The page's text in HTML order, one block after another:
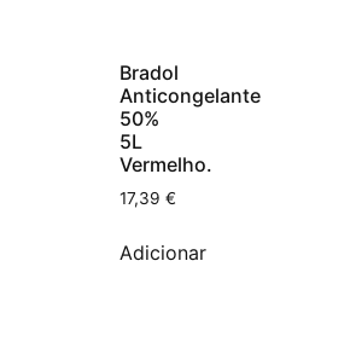
Bradol
Anticongelante
50%
5L
Vermelho.
17,39 €
Adicionar